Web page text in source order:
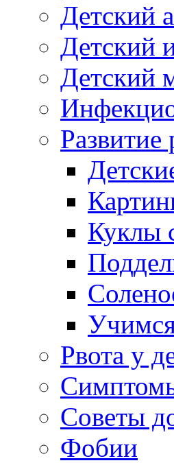
Детский
Детский
Детский
Развитие
Куклы
Рвота у
Советы
Фобии